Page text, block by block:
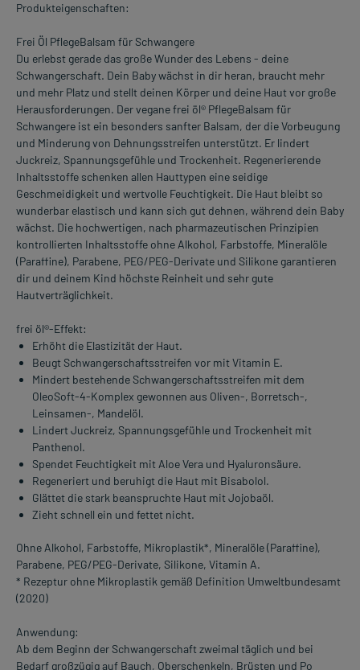
Produkteigenschaften:
Frei Öl PflegeBalsam für Schwangere
Du erlebst gerade das große Wunder des Lebens - deine
Schwangerschaft. Dein Baby wächst in dir heran, braucht mehr
und mehr Platz und stellt deinen Körper und deine Haut vor große
Herausforderungen. Der vegane frei öl® PflegeBalsam für
Schwangere ist ein besonders sanfter Balsam, der die Vorbeugung
und Minderung von Dehnungsstreifen unterstützt. Er lindert
Juckreiz, Spannungsgefühle und Trockenheit. Regenerierende
Inhaltsstoffe schenken allen Hauttypen eine seidige
Geschmeidigkeit und wertvolle Feuchtigkeit. Die Haut bleibt so
wunderbar elastisch und kann sich gut dehnen, während dein Baby
wächst. Die hochwertigen, nach pharmazeutischen Prinzipien
kontrollierten Inhaltsstoffe ohne Alkohol, Farbstoffe, Mineralöle
(Paraffine), Parabene, PEG/PEG-Derivate und Silikone garantieren
dir und deinem Kind höchste Reinheit und sehr gute
Hautverträglichkeit.
frei öl®-Effekt:
Erhöht die Elastizität der Haut.
Beugt Schwangerschaftsstreifen vor mit Vitamin E.
Mindert bestehende Schwangerschaftsstreifen mit dem
OleoSoft-4-Komplex gewonnen aus Oliven-, Borretsch-,
Leinsamen-, Mandelöl.
Lindert Juckreiz, Spannungsgefühle und Trockenheit mit
Panthenol.
Spendet Feuchtigkeit mit Aloe Vera und Hyaluronsäure.
Regeneriert und beruhigt die Haut mit Bisabolol.
Glättet die stark beanspruchte Haut mit Jojobaöl.
Zieht schnell ein und fettet nicht.
Ohne Alkohol, Farbstoffe, Mikroplastik*, Mineralöle (Paraffine),
Parabene, PEG/PEG-Derivate, Silikone, Vitamin A.
* Rezeptur ohne Mikroplastik gemäß Definition Umweltbundesamt
(2020)
Anwendung:
Ab dem Beginn der Schwangerschaft zweimal täglich und bei
Bedarf großzügig auf Bauch, Oberschenkeln, Brüsten und Po